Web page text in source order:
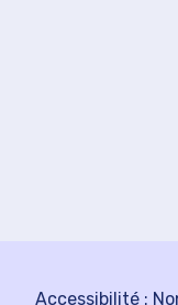
Accessibilité :